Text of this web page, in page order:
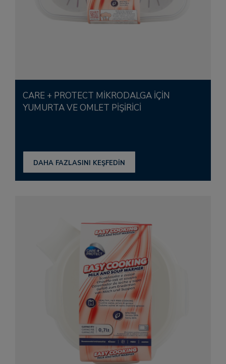
CARE + PROTECT MIKRODALGA IÇIN
YUMURTA VE OMLET PIŞIRICI
DAHA FAZLASINI KEŞFEDİN